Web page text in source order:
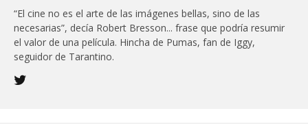
“El cine no es el arte de las imágenes bellas, sino de las
necesarias”, decía Robert Bresson... frase que podría resumir
el valor de una película. Hincha de Pumas, fan de Iggy,
seguidor de Tarantino.